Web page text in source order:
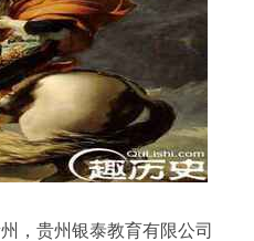
，贵州银泰教育有限公司